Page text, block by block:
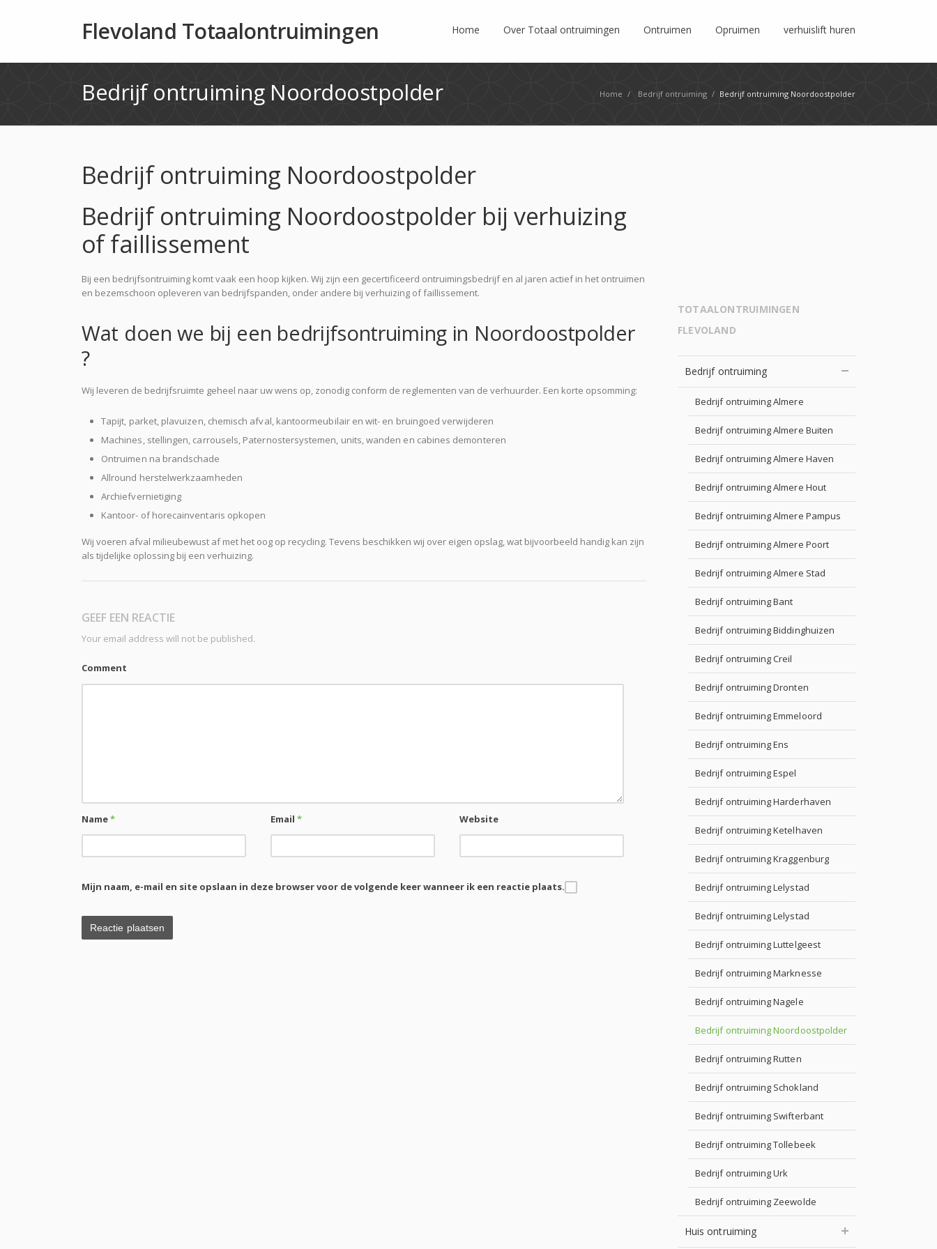
Flevoland Totaalontruimingen Home Over Totaal ontruimingen Ontruimen Opruimen verhuislift huren
Home / Bedrijf ontruiming / Bedrijf ontruiming Noordoostpolder
Bedrijf ontruiming Noordoostpolder
Bedrijf ontruiming Noordoostpolder
Bedrijf ontruiming Noordoostpolder bij verhuizing
of faillissement
Bij een bedrijfsontruiming komt vaak een hoop kijken. Wij zijn een gecertificeerd ontruimingsbedrijf en al jaren actief in het ontruimen
en bezemschoon opleveren van bedrijfspanden, onder andere bij verhuizing of faillissement.
Wat doen we bij een bedrijfsontruiming in Noordoostpolder
?
Wij leveren de bedrijfsruimte geheel naar uw wens op, zonodig conform de reglementen van de verhuurder. Een korte opsomming:
Tapijt, parket, plavuizen, chemisch afval, kantoormeubilair en wit- en bruingoed verwijderen
Machines, stellingen, carrousels, Paternostersystemen, units, wanden en cabines demonteren
Ontruimen na brandschade
Allround herstelwerkzaamheden
Archiefvernietiging
Kantoor- of horecainventaris opkopen
Wij voeren afval milieubewust af met het oog op recycling. Tevens beschikken wij over eigen opslag, wat bijvoorbeeld handig kan zijn
als tijdelijke oplossing bij een verhuizing.
GEEF EEN REACTIE
Your email address will not be published.
Comment
Name* Email* Website
Mijn naam, e-mail en site opslaan in deze browser voor de volgende keer wanneer ik een reactie plaats.
TOTAALONTRUIMINGEN
FLEVOLAND
Bedrijf ontruiming
Bedrijf ontruiming Almere
Bedrijf ontruiming Almere Buiten
Bedrijf ontruiming Almere Haven
Bedrijf ontruiming Almere Hout
Bedrijf ontruiming Almere Pampus
Bedrijf ontruiming Almere Poort
Bedrijf ontruiming Almere Stad
Bedrijf ontruiming Bant
Bedrijf ontruiming Biddinghuizen
Bedrijf ontruiming Creil
Bedrijf ontruiming Dronten
Bedrijf ontruiming Emmeloord
Bedrijf ontruiming Ens
Bedrijf ontruiming Espel
Bedrijf ontruiming Harderhaven
Bedrijf ontruiming Ketelhaven
Bedrijf ontruiming Kraggenburg
Bedrijf ontruiming Lelystad
Bedrijf ontruiming Lelystad
Bedrijf ontruiming Luttelgeest
Bedrijf ontruiming Marknesse
Bedrijf ontruiming Nagele
Bedrijf ontruiming Noordoostpolder
Bedrijf ontruiming Rutten
Bedrijf ontruiming Schokland
Bedrijf ontruiming Swifterbant
Bedrijf ontruiming Tollebeek
Bedrijf ontruiming Urk
Bedrijf ontruiming Zeewolde
Huis ontruiming